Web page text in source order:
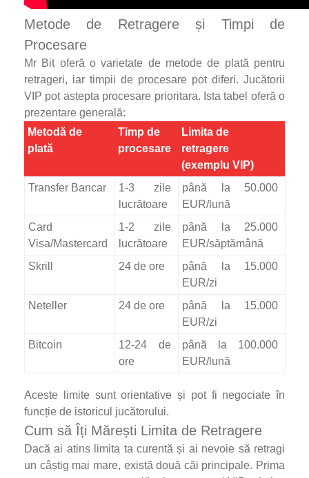
Metode de Retragere și Timpi de
Procesare
Mr Bit oferă o varietate de metode de plată pentru
retrageri, iar timpii de procesare pot diferi. Jucătorii
VIP pot astepta procesare prioritara. Ista tabel oferă o
prezentare generală:
Metodă de
plată
Timp de
procesare
Limita de
retragere
(exemplu VIP)
Transfer Bancar
1-3 zile
lucrătoare
până la 50.000
EUR/lună
Card
Visa/Mastercard
1-2 zile
lucrătoare
până la 25.000
EUR/săptămână
Skrill
24 de ore
până la 15.000
EUR/zi
Neteller
24 de ore
până la 15.000
EUR/zi
Bitcoin
12-24 de
ore
până la 100.000
EUR/lună
Aceste limite sunt orientative și pot fi negociate în
funcție de istoricul jucătorului.
Cum să Îți Mărești Limita de Retragere
Dacă ai atins limita ta curentă și ai nevoie să retragi
un câștig mai mare, există două căi principale. Prima